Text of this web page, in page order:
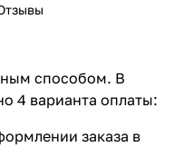
способом. В
4 варианта оплаты:
заказа в